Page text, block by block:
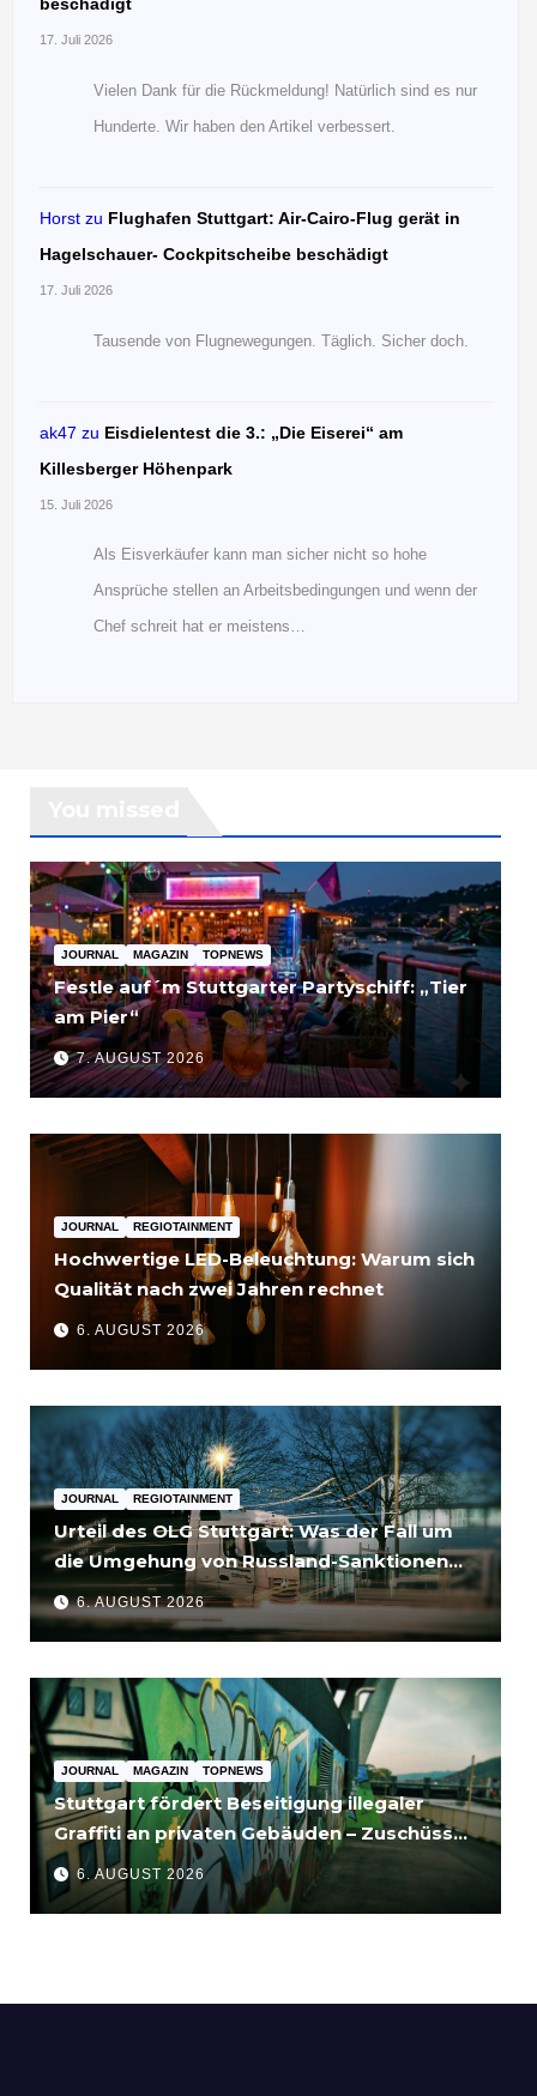
17. Juli 2026
Vielen Dank für die Rückmeldung! Natürlich sind es nur
Hunderte. Wir haben den Artikel verbessert.
Horst zu Flughafen Stuttgart: Air-Cairo-Flug gerät in
Hagelschauer- Cockpitscheibe beschädigt
17. Juli 2026
Tausende von Flugnewegungen. Täglich. Sicher doch.
ak47 zu Eisdielentest die 3.: „Die Eiserei“ am
Killesberger Höhenpark
15. Juli 2026
Als Eisverkäufer kann man sicher nicht so hohe
Ansprüche stellen an Arbeitsbedingungen und wenn der
Chef schreit hat er meistens…
JOURNAL MAGAZIN TOPNEWS
Festle auf´m Stuttgarter Partyschiff: „Tier
am Pier“
7. AUGUST 2026
JOURNAL REGIOTAINMENT
Hochwertige LED-Beleuchtung: Warum sich
Qualität nach zwei Jahren rechnet
6. AUGUST 2026
JOURNAL REGIOTAINMENT
Urteil des OLG Stuttgart: Was der Fall um
die Umgehung von Russland-Sanktionen
für Unternehmen bedeutet
6. AUGUST 2026
JOURNAL MAGAZIN TOPNEWS
Stuttgart fördert Beseitigung illegaler
Graffiti an privaten Gebäuden – Zuschüsse
bis 3.500 Euro
6. AUGUST 2026